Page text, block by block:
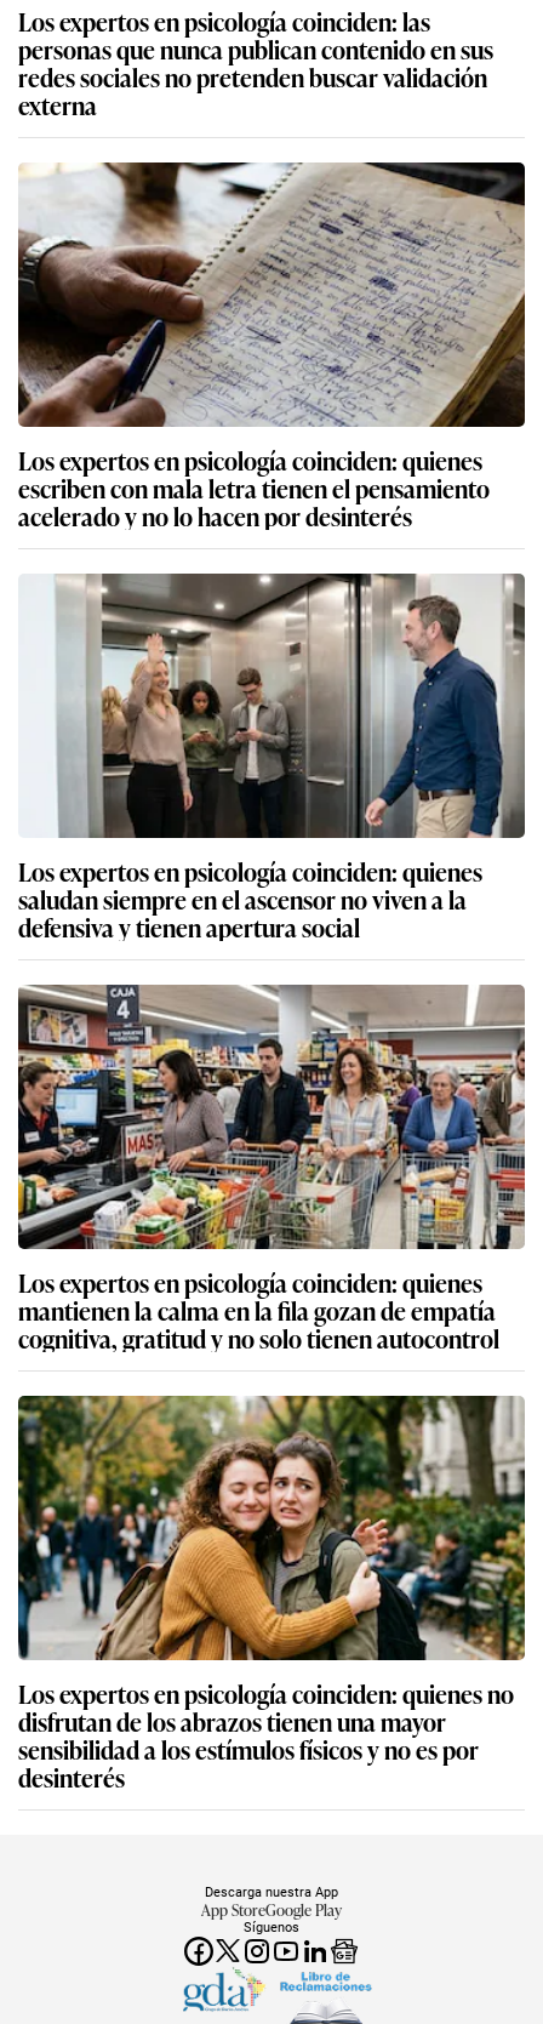
Los expertos en psicología coinciden: las
personas que nunca publican contenido en sus
redes sociales no pretenden buscar validación
externa
Los expertos en psicología coinciden: quienes
escriben con mala letra tienen el pensamiento
acelerado y no lo hacen por desinterés
Los expertos en psicología coinciden: quienes
saludan siempre en el ascensor no viven a la
defensiva y tienen apertura social
Los expertos en psicología coinciden: quienes
mantienen la calma en la fila gozan de empatía
cognitiva, gratitud y no solo tienen autocontrol
Los expertos en psicología coinciden: quienes no
disfrutan de los abrazos tienen una mayor
sensibilidad a los estímulos físicos y no es por
desinterés
Síguenos
Descarga nuestra App
App StoreGoogle Play